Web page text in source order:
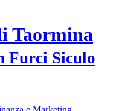
Taormina
Furci Siculo